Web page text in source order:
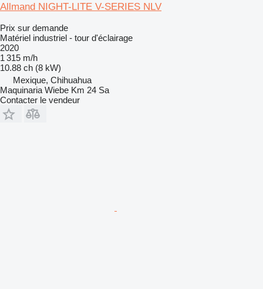
Allmand NIGHT-LITE V-SERIES NLV
Prix sur demande
Matériel industriel - tour d'éclairage
2020
1 315 m/h
10.88 ch (8 kW)
Mexique, Chihuahua
Maquinaria Wiebe Km 24 Sa
Contacter le vendeur